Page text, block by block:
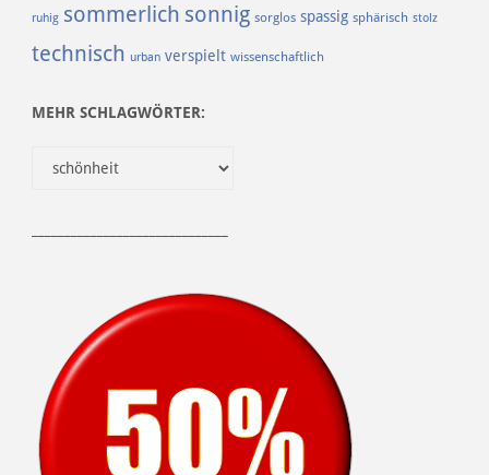
ruhig sommerlich sonnig sorglos spassig sphärisch stolz
technisch urban verspielt wissenschaftlich
MEHR SCHLAGWÖRTER: